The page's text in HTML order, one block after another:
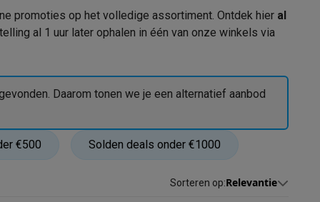
KoffiezetapparatenKoffie, capsules & padsAccessoires
promoties op het volledige assortiment. Ontdek hier al
al 1 uur later ophalen in één van onze winkels via
Daarom tonen we je een alternatief aanbod
€500 Solden deals onder €1000
Sorteren op:Relevantie